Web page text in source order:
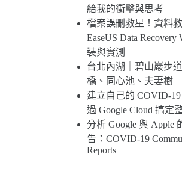
給我的衝擊與思考
檔案誤刪救星！資料
EaseUS Data Recovery
裝與實測
台北內湖｜碧山巖步
橋、同心池、夫妻樹
建立自己的 COVID-
過 Google Cloud 搞定
分析 Google 與 Apple
告：COVID-19
Reports